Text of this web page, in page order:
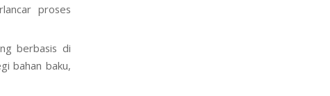
proses
berbasis di
bahan baku,